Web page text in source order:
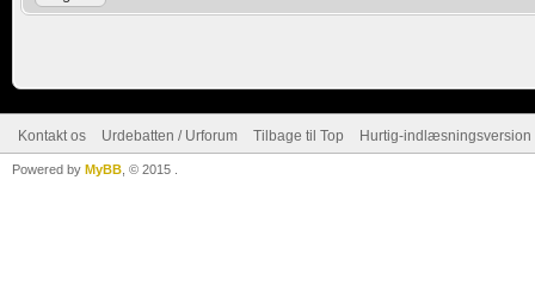
Kontakt os Urdebatten / Urforum Tilbage til Top Hurtig-indlæsningsversion
Powered by MyBB , © 2015